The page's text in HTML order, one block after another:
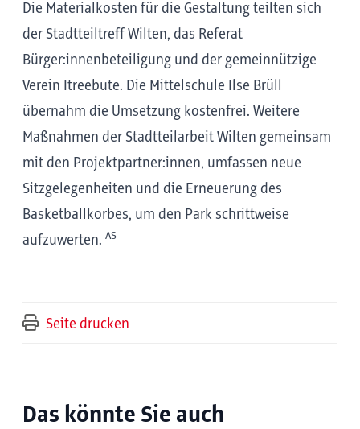
Die Materialkosten für die Gestaltung teilten sich
der Stadtteiltreff Wilten, das Referat
Bürger:innenbeteiligung und der gemeinnützige
Verein Itreebute. Die Mittelschule Ilse Brüll
übernahm die Umsetzung kostenfrei. Weitere
Maßnahmen der Stadtteilarbeit Wilten gemeinsam
mit den Projektpartner:innen, umfassen neue
Sitzgelegenheiten und die Erneuerung des
Basketballkorbes, um den Park schrittweise
aufzuwerten. AS
Seite drucken
Das könnte Sie auch